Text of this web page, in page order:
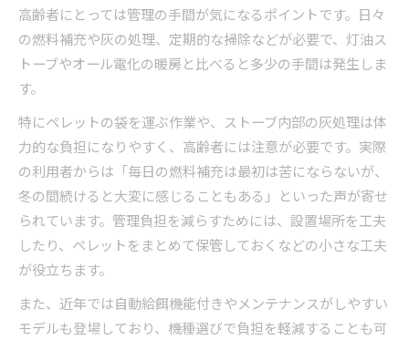
高齢者にとっては管理の手間が気になるポイントです。日々
の燃料補充や灰の処理、定期的な掃除などが必要で、灯油ス
トーブやオール電化の暖房と比べると多少の手間は発生しま
す。
特にペレットの袋を運ぶ作業や、ストーブ内部の灰処理は体
力的な負担になりやすく、高齢者には注意が必要です。実際
の利用者からは「毎日の燃料補充は最初は苦にならないが、
冬の間続けると大変に感じることもある」といった声が寄せ
られています。管理負担を減らすためには、設置場所を工夫
したり、ペレットをまとめて保管しておくなどの小さな工夫
が役立ちます。
また、近年では自動給餌機能付きやメンテナンスがしやすい
モデルも登場しており、機種選びで負担を軽減することも可